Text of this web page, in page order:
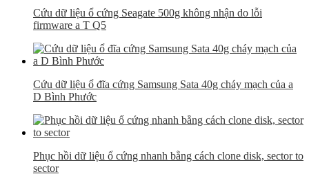
Cứu dữ liệu ổ cứng Seagate 500g không nhận do lỗi
firmware a T Q5
Cứu dữ liệu ổ đĩa cứng Samsung Sata 40g cháy mạch của a
D Bình Phước
Phục hồi dữ liệu ổ cứng nhanh bằng cách clone disk, sector to
sector